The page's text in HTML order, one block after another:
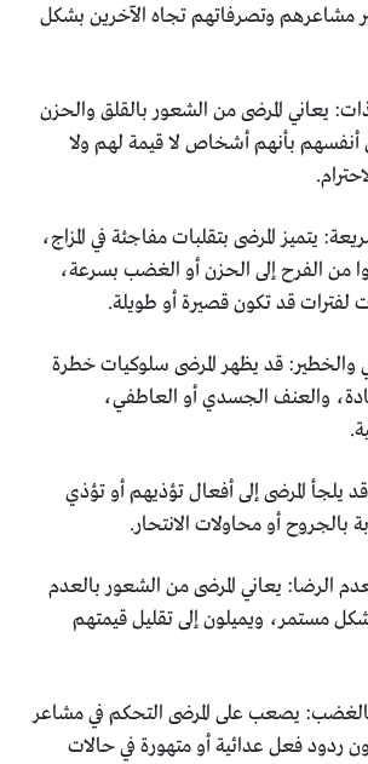
مشاعرهم وتصرفاتهم تجاه الآخرين بشكل
يعاني المرضى من الشعور بالقلق والحزن
أنفسهم بأنهم أشخاص لا قيمة لهم ولا
يتميز المرضى بتقلبات مفاجئة في المزاج،
من الفرح إلى الحزن أو الغضب بسرعة،
لفترات قد تكون قصيرة أو طويلة.
والخطير: قد يظهر المرضى سلوكيات خطرة
والعنف الجسدي أو العاطفي،
يلجأ المرضى إلى أفعال تؤذيهم أو تؤذي
بالجروح أو محاولات الانتحار.
الرضا: يعاني المرضى من الشعور بالعدم
مستمر، ويميلون إلى تقليل قيمتهم
يصعب على المرضى التحكم في مشاعر
ردود فعل عدائية أو متهورة في حالات